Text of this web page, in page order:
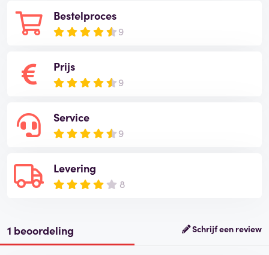
Bestelproces
9
Prijs
9
Service
9
Levering
8
1 beoordeling Schrijf een review